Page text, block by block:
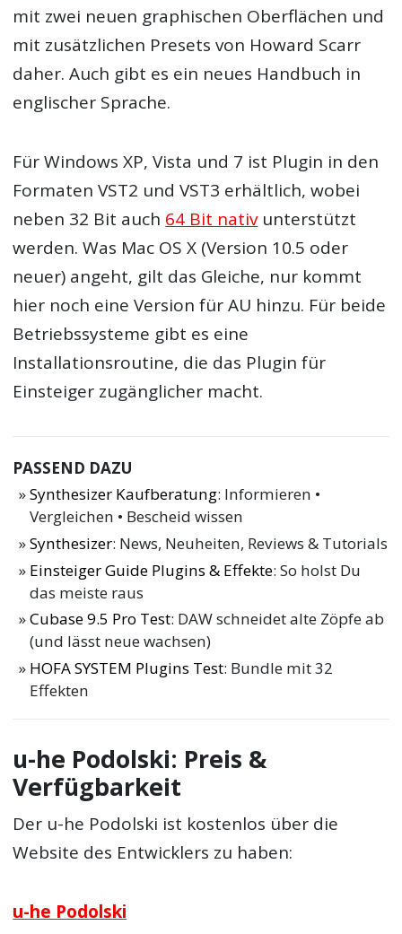
mit zwei neuen graphischen Oberflächen und
mit zusätzlichen Presets von Howard Scarr
daher. Auch gibt es ein neues Handbuch in
englischer Sprache.
Für Windows XP, Vista und 7 ist Plugin in den
Formaten VST2 und VST3 erhältlich, wobei
neben 32 Bit auch 64 Bit nativunterstützt
werden. Was Mac OS X (Version 10.5 oder
neuer) angeht, gilt das Gleiche, nur kommt
hier noch eine Version für AU hinzu. Für beide
Betriebssysteme gibt es eine
Installationsroutine, die das Plugin für
Einsteiger zugänglicher macht.
PASSEND DAZU
Synthesizer Kaufberatung: Informieren •
Vergleichen • Bescheid wissen
Synthesizer: News, Neuheiten, Reviews & Tutorials
Einsteiger Guide Plugins & Effekte: So holst Du
das meiste raus
Cubase 9.5 Pro Test: DAW schneidet alte Zöpfe ab
(und lässt neue wachsen)
HOFA SYSTEM Plugins Test: Bundle mit 32
Effekten
u-he Podolski: Preis &
Verfügbarkeit
Der u-he Podolski ist kostenlos über die
Website des Entwicklers zu haben:
u-he Podolski